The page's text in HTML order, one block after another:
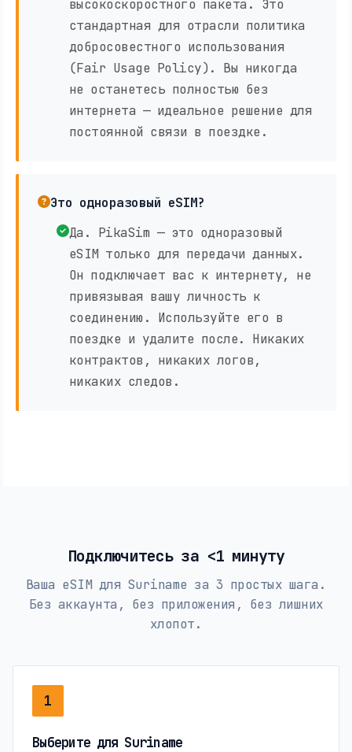
высокоскоростного пакета. Это
стандартная для отрасли политика
добросовестного использования
(Fair Usage Policy). Вы никогда
не останетесь полностью без
интернета — идеальное решение для
постоянной связи в поездке.
Это одноразовый eSIM?
Да. PikaSim — это одноразовый
eSIM только для передачи данных.
Он подключает вас к интернету, не
привязывая вашу личность к
соединению. Используйте его в
поездке и удалите после. Никаких
контрактов, никаких логов,
никаких следов.
Подключитесь за <1 минуту
Ваша eSIM для Suriname за 3 простых шага.
Без аккаунта, без приложения, без лишних
хлопот.
1
Выберите для Suriname